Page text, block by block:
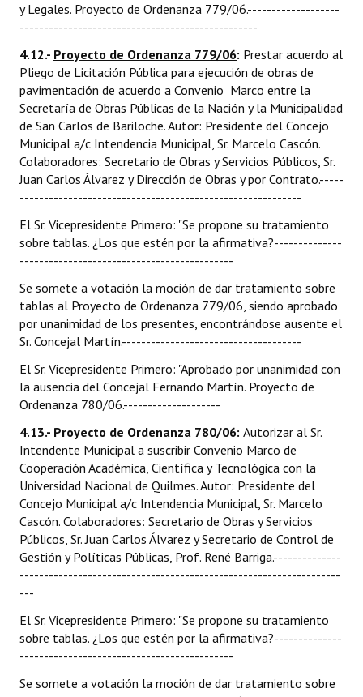
y Legales. Proyecto de Ordenanza 779/06.-------------------
-------------------------------------------------
4.12.- Proyecto de Ordenanza 779/06: Prestar acuerdo al
Pliego de Licitación Pública para ejecución de obras de
pavimentación de acuerdo a Convenio Marco entre la
Secretaría de Obras Públicas de la Nación y la Municipalidad
de San Carlos de Bariloche. Autor: Presidente del Concejo
Municipal a/c Intendencia Municipal, Sr. Marcelo Cascón.
Colaboradores: Secretario de Obras y Servicios Públicos, Sr.
Juan Carlos Álvarez y Dirección de Obras y por Contrato.-----
----------------------------------------------------------
El Sr. Vicepresidente Primero: "Se propone su tratamiento
sobre tablas. ¿Los que estén por la afirmativa?--------------
--------------------------------------------
Se somete a votación la moción de dar tratamiento sobre
tablas al Proyecto de Ordenanza 779/06, siendo aprobado
por unanimidad de los presentes, encontrándose ausente el
Sr. Concejal Martín.-------------------------------------
El Sr. Vicepresidente Primero: "Aprobado por unanimidad con
la ausencia del Concejal Fernando Martín. Proyecto de
Ordenanza 780/06.--------------------
4.13.- Proyecto de Ordenanza 780/06: Autorizar al Sr.
Intendente Municipal a suscribir Convenio Marco de
Cooperación Académica, Científica y Tecnológica con la
Universidad Nacional de Quilmes. Autor: Presidente del
Concejo Municipal a/c Intendencia Municipal, Sr. Marcelo
Cascón. Colaboradores: Secretario de Obras y Servicios
Públicos, Sr. Juan Carlos Álvarez y Secretario de Control de
Gestión y Políticas Públicas, Prof. René Barriga.--------------
------------------------------------------------------------------
---
El Sr. Vicepresidente Primero: "Se propone su tratamiento
sobre tablas. ¿Los que estén por la afirmativa?--------------
--------------------------------------------
Se somete a votación la moción de dar tratamiento sobre